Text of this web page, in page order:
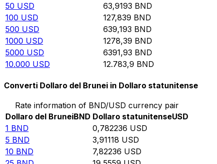
50 USD 63,9193 BND
100 USD 127,839 BND
500 USD 639,193 BND
1000 USD 1278,39 BND
5000 USD 6391,93 BND
10.000 USD 12.783,9 BND
Converti Dollaro del Brunei in Dollaro statunitense
Rate information of BND/USD currency pair
Dollaro del BruneiBND Dollaro statunitenseUSD
1 BND 0,782236 USD
5 BND 3,91118 USD
10 BND 7,82236 USD